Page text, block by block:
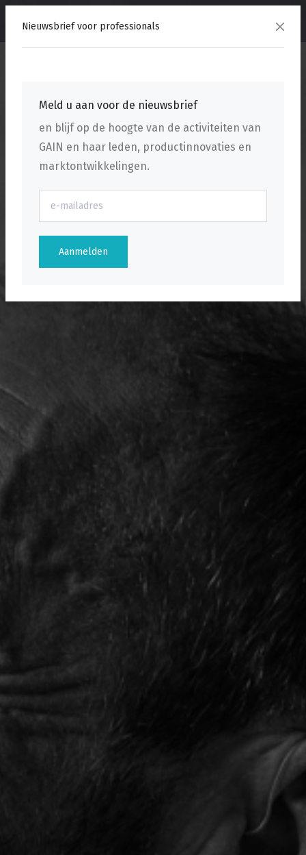
Nieuwsbrief voor professionals
Meld u aan voor de nieuwsbrief
en blijf op de hoogte van de activiteiten van
GAIN en haar leden, productinnovaties en
marktontwikkelingen.